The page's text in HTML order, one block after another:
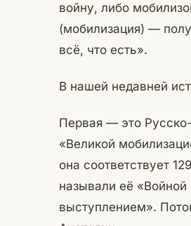
войну, либо
(мобилизация) —
всё, что есть».
В нашей недавней
Первая — это
«Великой
она соответствует
называли её
выступлением».